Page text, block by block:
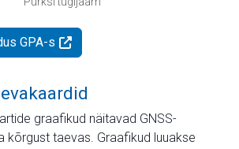
GPA-s
graafikud näitavad GNSS-
kõrgust taevas. Graafikud luuakse